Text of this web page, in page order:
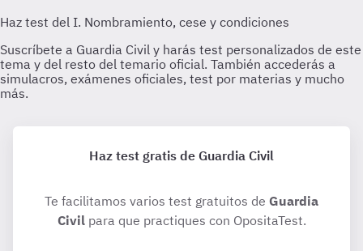
Haz test gratis de Guardia Civil
Te facilitamos varios test gratuitos de Guardia
Civilpara que practiques con OpositaTest.